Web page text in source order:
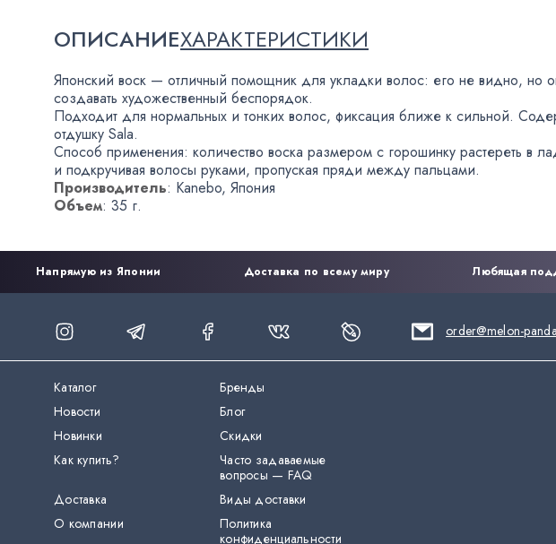
ОПИСАНИЕХАРАКТЕРИСТИКИ
Японский воск — отличный помощник для укладки волос: его не видно, но
создавать художественный беспорядок.
Подходит для нормальных и тонких волос, фиксация ближе к сильной.
отдушку Sala.
Способ применения: количество воска размером с горошинку растереть в
и подкручивая волосы руками, пропуская пряди между пальцами.
Производитель: Kanebo, Япония
Объем: 35 г.
Напрямую из Японии Доставка по всему миру Любящая
order@melon-
Каталог
Бренды
Новости
Блог
Новинки
Скидки
Как купить?
Часто задаваемые
вопросы — FAQ
Доставка
Виды доставки
О компании
Политика
конфиденциальности